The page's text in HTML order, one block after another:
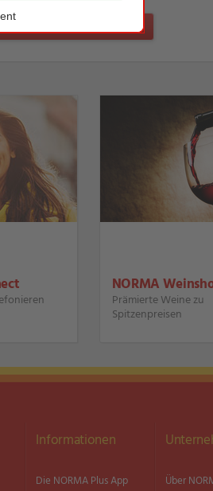
BIO SONNE Sortiment
NORMA
Prämierte Weine zu
Spitzenpreisen
Informationen
Die NORMA Plus App
Über